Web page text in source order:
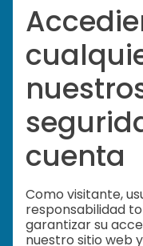
cuenta
Como visitante,
responsabilidad
garantizar su
nuestro sitio web